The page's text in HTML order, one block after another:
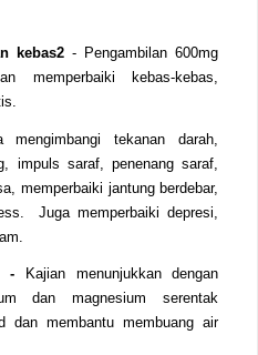
kebas2 - Pengambilan 600mg
memperbaiki kebas-kebas,
tekanan darah,
impuls saraf, penenang saraf,
memperbaiki jantung berdebar,
Juga memperbaiki depresi,
- Kajian menunjukkan dengan
dan magnesium serentak
dan membantu membuang air